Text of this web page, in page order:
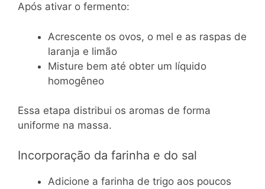
Após ativar o fermento:
Acrescente os ovos, o mel e as raspas de
laranja e limão
Misture bem até obter um líquido
homogêneo
Essa etapa distribui os aromas de forma
uniforme na massa.
Incorporação da farinha e do sal
Adicione a farinha de trigo aos poucos